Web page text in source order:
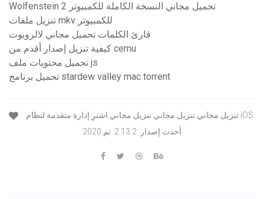
Wolfenstein 2 تحميل مجاني النسخة الكاملة للكمبيوتر
تنزيل ملفات mkv للكمبيوتر
قارئ الكلمات تحميل مجاني لالروبوت
كيفية تنزيل إصدار أقدم من cemu
تحميل محتويات ملف js
تحميل برنامج stardew valley mac torrent
2020 أحدث إصدار: 2.13.2. تم